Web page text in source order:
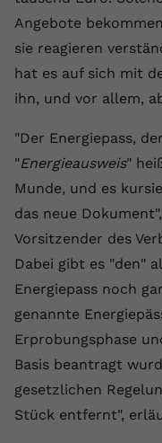
Angebote
sie reagieren
hat es auf sich mit
ihn, und vor allem,
"Der Energiepass,
"Energieausweis"
Munde, und es
das neue
Vorsitzender des
Dabei gibt es "den"
Energiepass noch
genannte
Erprobungsphase
Basis beantragt
gesetzlichen
Stück entfernt",
Laufzeit 1 Jahr
Zweck
hat.
Name
Anbieter
Laufzeit
Zweck
Name _gcl au
Anbieter
Cookie-
Externe Inhalte
Wir verwenden auf
um Ihnen
Name vuid
Anbieter
Laufzeit 2
Zweck
Name
Cookie-